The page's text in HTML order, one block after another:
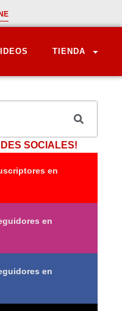
TIENDA
SOCIALES!
en
en
en